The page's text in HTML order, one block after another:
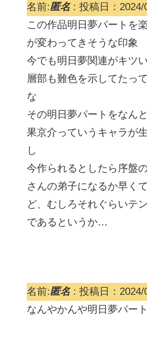
名前:匿名: 投稿日：
この作品明日夢パートを
が変わってきそうな印象
今でも明日夢関連がキツ
層部も難色を示してたっ
な
その明日夢パートをなん
果京介っていうキャラが
し
今作られるとしたら序盤
さんの弟子になるか早く
ど、むしろそれぐらいテ
であるというか…
名前:匿名: 投稿日：
なんやかんや明日夢パー